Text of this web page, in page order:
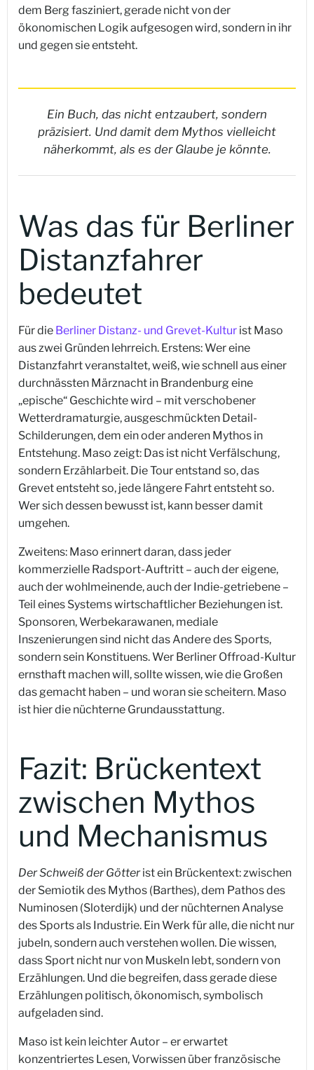
dem Berg fasziniert, gerade nicht von der
ökonomischen Logik aufgesogen wird, sondern in ihr
und gegen sie entsteht.
Ein Buch, das nicht entzaubert, sondern
präzisiert. Und damit dem Mythos vielleicht
näherkommt, als es der Glaube je könnte.
Was das für Berliner
Distanzfahrer
bedeutet
Für die Berliner Distanz- und Grevet-Kultur ist Maso
aus zwei Gründen lehrreich. Erstens: Wer eine
Distanzfahrt veranstaltet, weiß, wie schnell aus einer
durchnässten Märznacht in Brandenburg eine
„epische“ Geschichte wird – mit verschobener
Wetterdramaturgie, ausgeschmückten Detail-
Schilderungen, dem ein oder anderen Mythos in
Entstehung. Maso zeigt: Das ist nicht Verfälschung,
sondern Erzählarbeit. Die Tour entstand so, das
Grevet entsteht so, jede längere Fahrt entsteht so.
Wer sich dessen bewusst ist, kann besser damit
umgehen.
Zweitens: Maso erinnert daran, dass jeder
kommerzielle Radsport-Auftritt – auch der eigene,
auch der wohlmeinende, auch der Indie-getriebene –
Teil eines Systems wirtschaftlicher Beziehungen ist.
Sponsoren, Werbekarawanen, mediale
Inszenierungen sind nicht das Andere des Sports,
sondern sein Konstituens. Wer Berliner Offroad-Kultur
ernsthaft machen will, sollte wissen, wie die Großen
das gemacht haben – und woran sie scheitern. Maso
ist hier die nüchterne Grundausstattung.
Fazit: Brückentext
zwischen Mythos
und Mechanismus
Der Schweiß der Götterist ein Brückentext: zwischen
der Semiotik des Mythos (Barthes), dem Pathos des
Numinosen (Sloterdijk) und der nüchternen Analyse
des Sports als Industrie. Ein Werk für alle, die nicht nur
jubeln, sondern auch verstehen wollen. Die wissen,
dass Sport nicht nur von Muskeln lebt, sondern von
Erzählungen. Und die begreifen, dass gerade diese
Erzählungen politisch, ökonomisch, symbolisch
aufgeladen sind.
Maso ist kein leichter Autor – er erwartet
konzentriertes Lesen, Vorwissen über französische